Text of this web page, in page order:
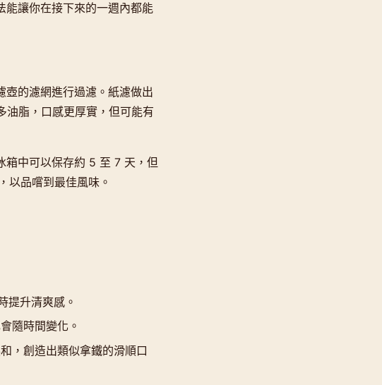
能讓你在接下來的一週內都能
壺的濾網進行過濾。紙濾做出
油脂，口感更厚實，但可能有
箱中可以保存約 5 至 7 天，但
以品嚐到最佳風味。
提升清爽感。
隨時間變化。
，創造出類似拿鐵的滑順口